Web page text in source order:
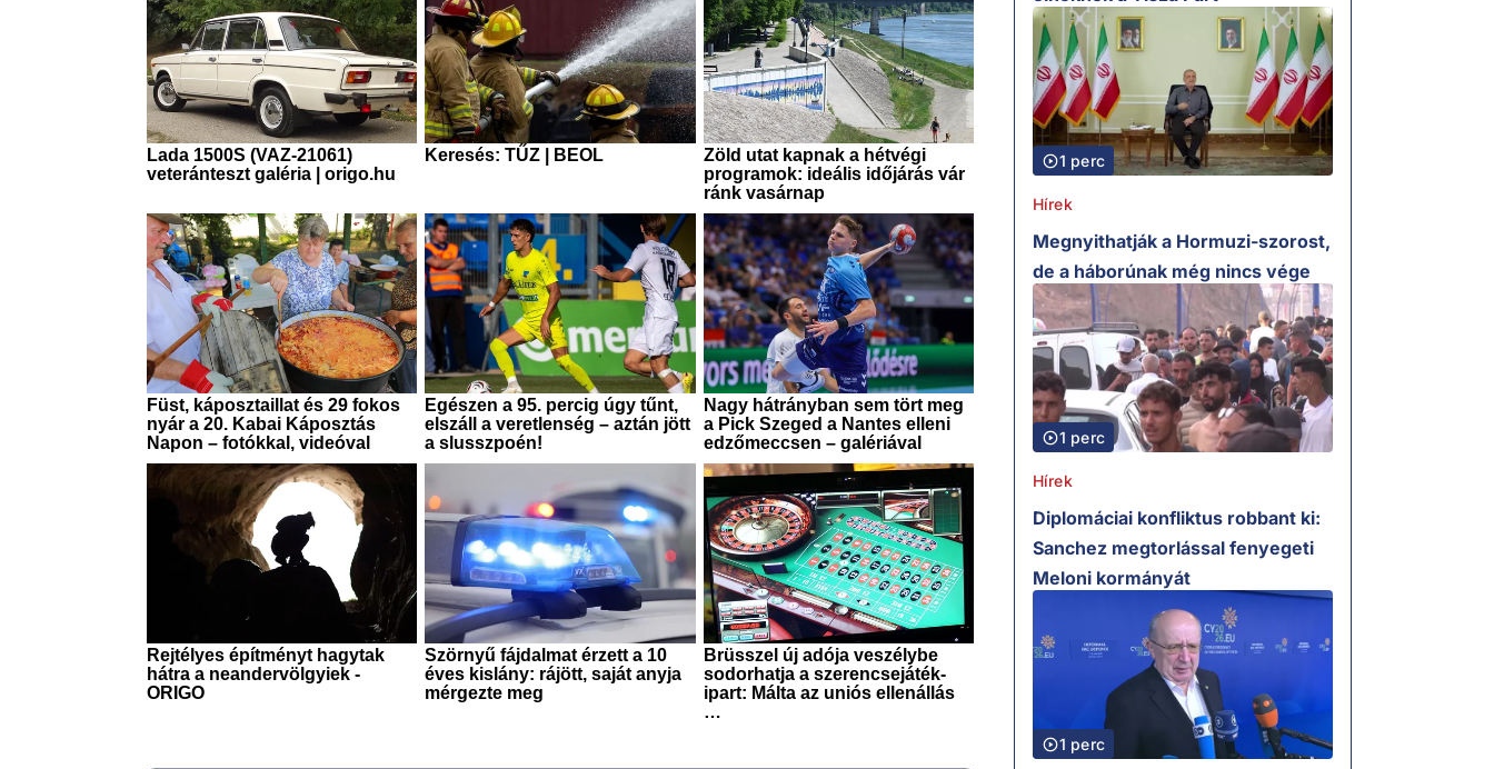
1 perc
Hírek
Megnyithatják a Hormuzi-szorost,
de a háborúnak még nincs vége
1 perc
Hírek
Diplomáciai konfliktus robbant ki:
Sanchez megtorlással fenyegeti
Meloni kormányát
1 perc